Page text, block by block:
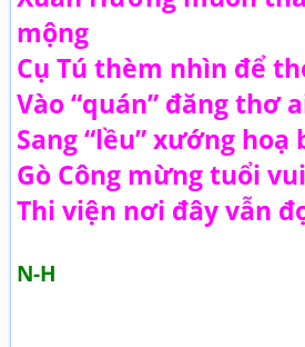
mộng
Cụ Tú thèm nhìn để
Vào “quán” đăng thơ
Sang “lều” xướng
Gò Công mừng tuổi
Thi viện nơi đây vẫn
N-H